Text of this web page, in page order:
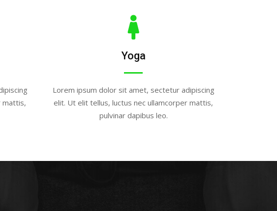
mattis,
Yoga
Lorem ipsum dolor sit amet, sectetur adipiscing
elit. Ut elit tellus, luctus nec ullamcorper mattis,
pulvinar dapibus leo.